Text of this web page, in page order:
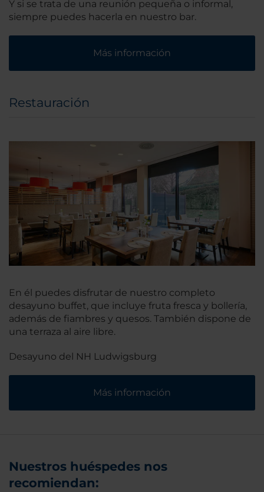
Y si se trata de una reunión pequeña o informal,
siempre puedes hacerla en nuestro bar.
Más información
Restauración
En él puedes disfrutar de nuestro completo
desayuno buffet, que incluye fruta fresca y bollería,
además de fiambres y quesos. También dispone de
una terraza al aire libre.
Desayuno del NH Ludwigsburg
Más información
Nuestros huéspedes nos
recomiendan: